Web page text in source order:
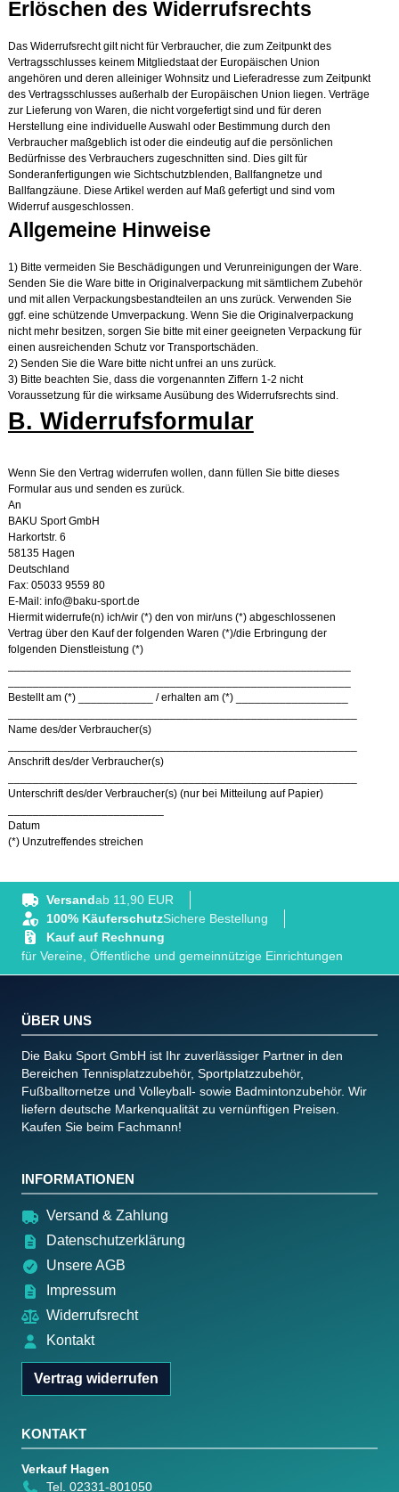
Erlöschen des Widerrufsrechts
Das Widerrufsrecht gilt nicht für Verbraucher, die zum Zeitpunkt des
Vertragsschlusses keinem Mitgliedstaat der Europäischen Union
angehören und deren alleiniger Wohnsitz und Lieferadresse zum Zeitpunkt
des Vertragsschlusses außerhalb der Europäischen Union liegen. Verträge
zur Lieferung von Waren, die nicht vorgefertigt sind und für deren
Herstellung eine individuelle Auswahl oder Bestimmung durch den
Verbraucher maßgeblich ist oder die eindeutig auf die persönlichen
Bedürfnisse des Verbrauchers zugeschnitten sind. Dies gilt für
Sonderanfertigungen wie Sichtschutzblenden, Ballfangnetze und
Ballfangzäune. Diese Artikel werden auf Maß gefertigt und sind vom
Widerruf ausgeschlossen.
Allgemeine Hinweise
1) Bitte vermeiden Sie Beschädigungen und Verunreinigungen der Ware.
Senden Sie die Ware bitte in Originalverpackung mit sämtlichem Zubehör
und mit allen Verpackungsbestandteilen an uns zurück. Verwenden Sie
ggf. eine schützende Umverpackung. Wenn Sie die Originalverpackung
nicht mehr besitzen, sorgen Sie bitte mit einer geeigneten Verpackung für
einen ausreichenden Schutz vor Transportschäden.
2) Senden Sie die Ware bitte nicht unfrei an uns zurück.
3) Bitte beachten Sie, dass die vorgenannten Ziffern 1-2 nicht
Voraussetzung für die wirksame Ausübung des Widerrufsrechts sind.
B. Widerrufsformular
Wenn Sie den Vertrag widerrufen wollen, dann füllen Sie bitte dieses
Formular aus und senden es zurück.
An
BAKU Sport GmbH
Harkortstr. 6
58135 Hagen
Deutschland
Fax: 05033 9559 80
E-Mail: info@baku-sport.de
Hiermit widerrufe(n) ich/wir (*) den von mir/uns (*) abgeschlossenen
Vertrag über den Kauf der folgenden Waren (*)/die Erbringung der
folgenden Dienstleistung (*)
Bestellt am (*) ____________ / erhalten am (*) __________________
Name des/der Verbraucher(s)
Anschrift des/der Verbraucher(s)
Unterschrift des/der Verbraucher(s) (nur bei Mitteilung auf Papier)
Datum
(*) Unzutreffendes streichen
Versandab 11,90 EUR
100% KäuferschutzSichere Bestellung
Kauf auf Rechnung
für Vereine, Öffentliche und gemeinnützige Einrichtungen
ÜBER UNS
Die Baku Sport GmbH ist Ihr zuverlässiger Partner in den
Bereichen Tennisplatzzubehör, Sportplatzzubehör,
Fußballtornetze und Volleyball- sowie Badmintonzubehör. Wir
liefern deutsche Markenqualität zu vernünftigen Preisen.
Kaufen Sie beim Fachmann!
INFORMATIONEN
Versand & Zahlung
Datenschutzerklärung
Unsere AGB
Impressum
Widerrufsrecht
Kontakt
Vertrag widerrufen
KONTAKT
Verkauf Hagen
Tel. 02331-801050